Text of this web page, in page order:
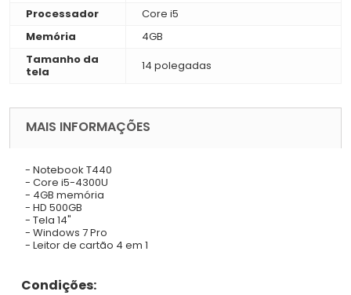
Processador
Core i5
Memória
4GB
Tamanho da
tela
14 polegadas
MAIS INFORMAÇÕES
- Notebook T440
- Core i5-4300U
- 4GB memória
- HD 500GB
- Tela 14"
- Windows 7 Pro
- Leitor de cartão 4 em 1
Condições: